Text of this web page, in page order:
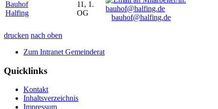
Bauhof
Halfing
11, 1.
OG
bauhof@halfing.de
drucken nach oben
Zum Intranet Gemeinderat
Quicklinks
Kontakt
Inhaltsverzeichnis
Impressum